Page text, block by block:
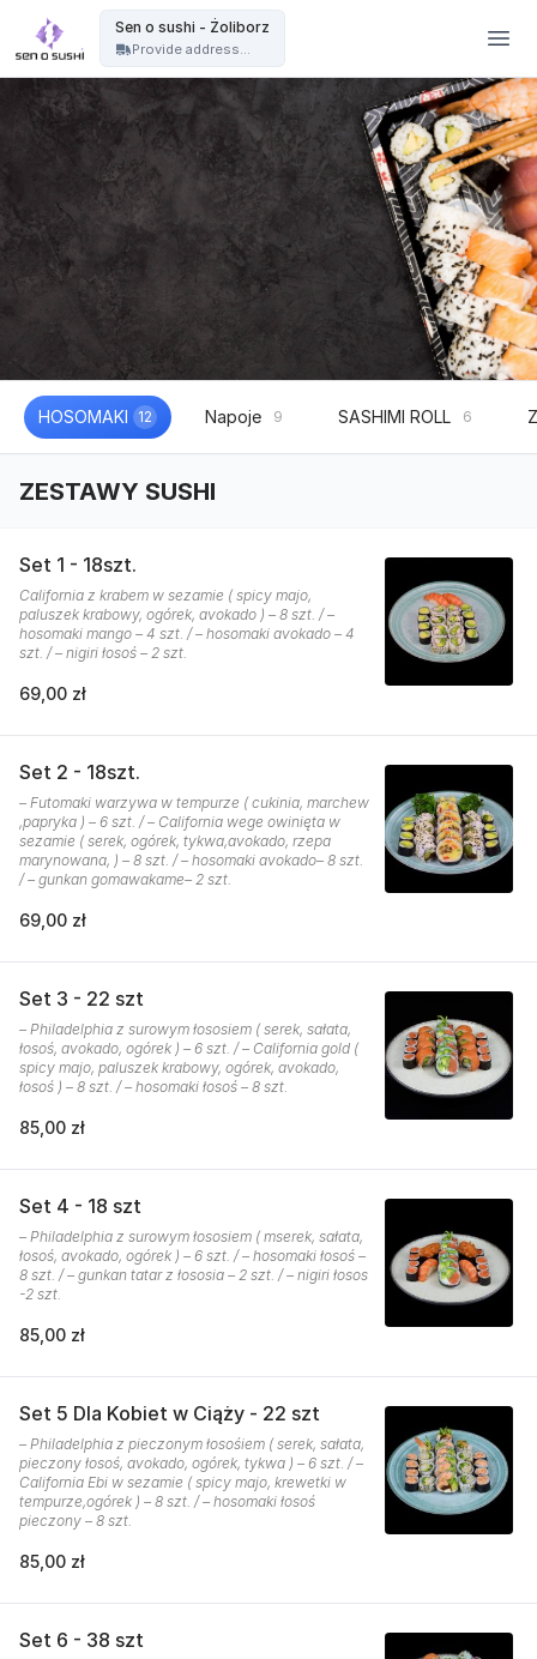
Sen o sushi - Żoliborz
Provide address...
HOSOMAKI 12 Napoje 9 SASHIMI ROLL 6
ZESTAWY SUSHI
Set 1 - 18szt.
California z krabem w sezamie ( spicy majo,
paluszek krabowy, ogórek, avokado ) – 8 szt. / –
hosomaki mango – 4 szt. / – hosomaki avokado – 4
szt. / – nigiri łosoś – 2 szt.
69,00 zł
Set 2 - 18szt.
– Futomaki warzywa w tempurze ( cukinia, marchew
,papryka ) – 6 szt. / – California wege owinięta w
sezamie ( serek, ogórek, tykwa,avokado, rzepa
marynowana, ) – 8 szt. / – hosomaki avokado– 8 szt.
/ – gunkan gomawakame– 2 szt.
69,00 zł
Set 3 - 22 szt
– Philadelphia z surowym łososiem ( serek, sałata,
łosoś, avokado, ogórek ) – 6 szt. / – California gold (
spicy majo, paluszek krabowy, ogórek, avokado,
łosoś ) – 8 szt. / – hosomaki łosoś – 8 szt.
85,00 zł
Set 4 - 18 szt
– Philadelphia z surowym łososiem ( mserek, sałata,
łosoś, avokado, ogórek ) – 6 szt. / – hosomaki łosoś –
8 szt. / – gunkan tatar z łososia – 2 szt. / – nigiri łosos
-2 szt.
85,00 zł
Set 5 Dla Kobiet w Ciąży - 22 szt
– Philadelphia z pieczonym łosośiem ( serek, sałata,
pieczony łosoś, avokado, ogórek, tykwa ) – 6 szt. / –
California Ebi w sezamie ( spicy majo, krewetki w
tempurze,ogórek ) – 8 szt. / – hosomaki łosoś
pieczony – 8 szt.
85,00 zł
Set 6 - 38 szt